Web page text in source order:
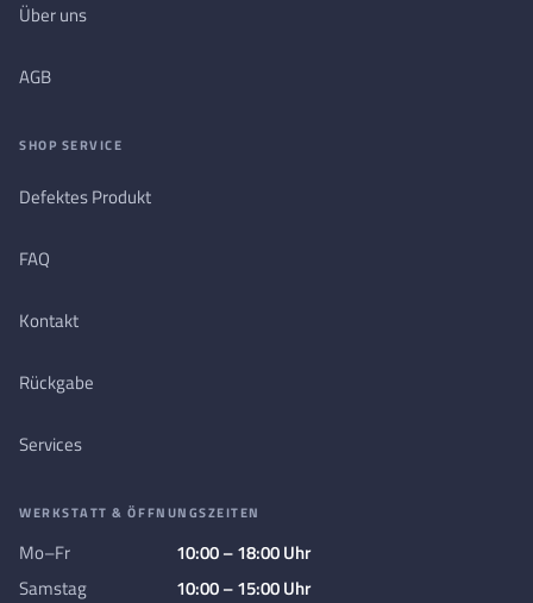
Über uns
AGB
SHOP SERVICE
Defektes Produkt
FAQ
Kontakt
Rückgabe
Services
WERKSTATT & ÖFFNUNGSZEITEN
Mo–Fr
10:00 – 18:00 Uhr
Samstag
10:00 – 15:00 Uhr